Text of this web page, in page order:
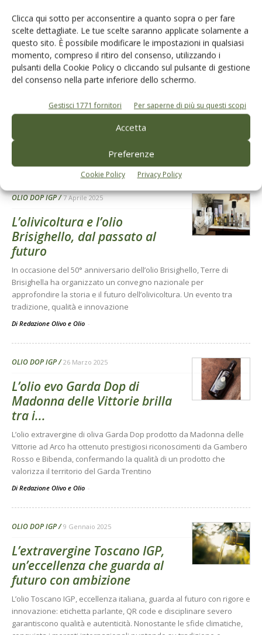
Clicca qui sotto per acconsentire a quanto sopra o per fare
scelte dettagliate. Le tue scelte saranno applicate solamente a
questo sito. È possibile modificare le impostazioni in qualsiasi
momento, compreso il ritiro del consenso, utilizzando i
pulsanti della Cookie Policy o cliccando sul pulsante di gestione
del consenso nella parte inferiore dello schermo.
Gestisci 1771 fornitori Per saperne di più su questi scopi
Accetta
Preferenze
Cookie Policy Privacy Policy
DiGiuseppe Francesco Sportelli
OLIO DOP IGP 17 Aprile 2025
Green Carpet toscano: sfilano
le 61 star dell’Olio Evo Dop e...
Una produzione da record, una biodiversità che emoziona, una
nuova stagione per l’oro verde di Toscana. Ecco come la Selezione
2025 ha acceso i riflettori sulle eccellenze olivicole regionali
OLIO DOP IGP 7 Aprile 2025
L’olivicoltura e l’olio
Brisighello, dal passato al
futuro
In occasione del 50° anniversario dell’olio Brisighello, Terre di
Brisighella ha organizzato un convegno nazionale per
approfondire la storia e il futuro dell’olivicoltura. Un evento tra
tradizione, qualità e innovazione
Di Redazione Olivo e Olio -
OLIO DOP IGP 26 Marzo 2025
L’olio evo Garda Dop di
Madonna delle Vittorie brilla
tra i...
L’olio extravergine di oliva Garda Dop prodotto da Madonna delle
Vittorie ad Arco ha ottenuto prestigiosi riconoscimenti da Gambero
Rosso e Bibenda, confermando la qualità di un prodotto che
valorizza il territorio del Garda Trentino
Di Redazione Olivo e Olio -
OLIO DOP IGP 9 Gennaio 2025
L’extravergine Toscano IGP,
un’eccellenza che guarda al
futuro con ambizione
L’olio Toscano IGP, eccellenza italiana, guarda al futuro con rigore e
innovazione: etichetta parlante, QR code e disciplinare severo
garantiscono qualità e autenticità. Nonostante le sfide climatiche,